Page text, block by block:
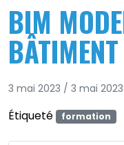
BIM
BÂTIMENT
3 mai 2023 / 3 mai 2023
Étiqueté formation